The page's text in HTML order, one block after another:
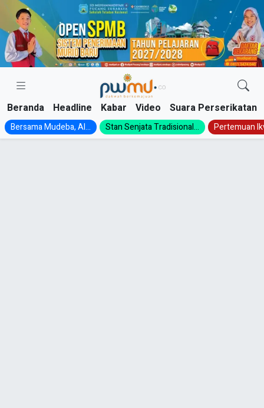
Skip
content
Beranda Headline Kabar Video Suara Perserikatan
Bersama Mudeba, Al... Stan Senjata Tradisional... Pertemuan